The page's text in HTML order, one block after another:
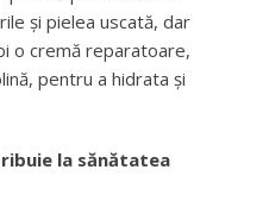
și pielea uscată, dar
o cremă reparatoare,
pentru a hidrata și
la sănătatea